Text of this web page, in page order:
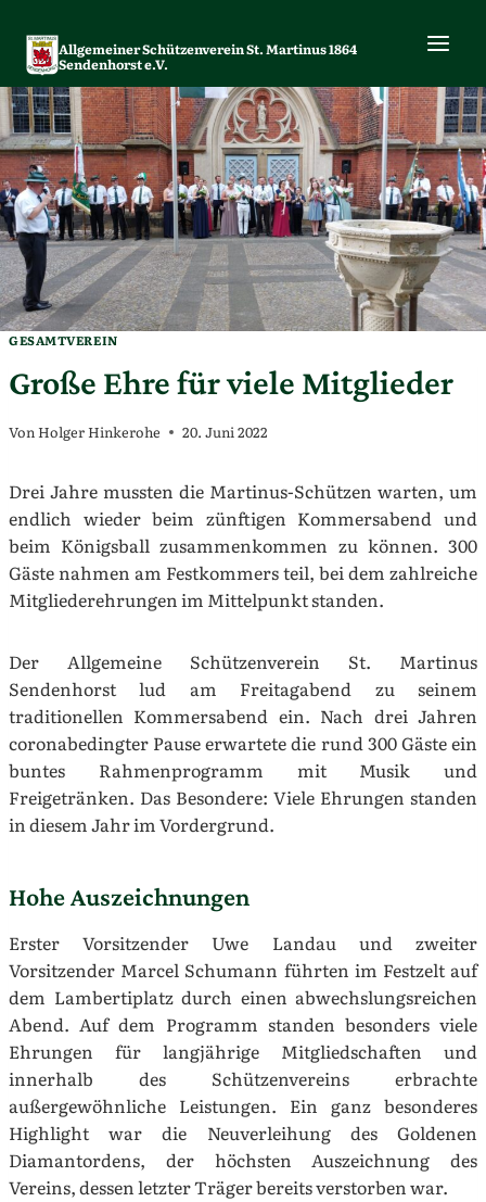
Inhalt
springen
Allgemeiner Schützenverein St. Martinus 1864
Sendenhorst e.V.
GESAMTVEREIN
Große Ehre für viele Mitglieder
VonHolger Hinkerohe 20. Juni 2022
Drei Jahre mussten die Martinus-Schützen warten, um
endlich wieder beim zünftigen Kommersabend und
beim Königsball zusammenkommen zu können. 300
Gäste nahmen am Festkommers teil, bei dem zahlreiche
Mitgliederehrungen im Mittelpunkt standen.
Der Allgemeine Schützenverein St. Martinus
Sendenhorst lud am Freitagabend zu seinem
traditionellen Kommersabend ein. Nach drei Jahren
coronabedingter Pause erwartete die rund 300 Gäste ein
buntes Rahmenprogramm mit Musik und
Freigetränken. Das Besondere: Viele Ehrungen standen
in diesem Jahr im Vordergrund.
Hohe Auszeichnungen
Erster Vorsitzender Uwe Landau und zweiter
Vorsitzender Marcel Schumann führten im Festzelt auf
dem Lambertiplatz durch einen abwechslungsreichen
Abend. Auf dem Programm standen besonders viele
Ehrungen für langjährige Mitgliedschaften und
innerhalb des Schützenvereins erbrachte
außergewöhnliche Leistungen. Ein ganz besonderes
Highlight war die Neuverleihung des Goldenen
Diamantordens, der höchsten Auszeichnung des
Vereins, dessen letzter Träger bereits verstorben war.